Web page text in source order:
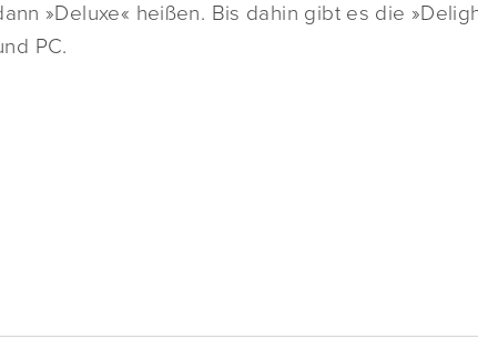
»Deluxe« heißen. Bis dahin gibt es die
PC.